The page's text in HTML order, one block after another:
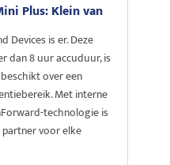
Plus: Klein van
Devices is er. Deze
dan 8 uur accuduur, is
over een
Met interne
technologie is
voor elke